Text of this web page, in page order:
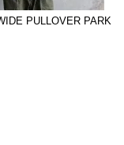
PULLOVER PARK